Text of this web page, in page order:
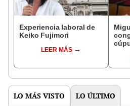
Experiencia laboral de
Keiko Fujimori
LEER MÁS
del
LO MÁS VISTO LO ÚLTIMO